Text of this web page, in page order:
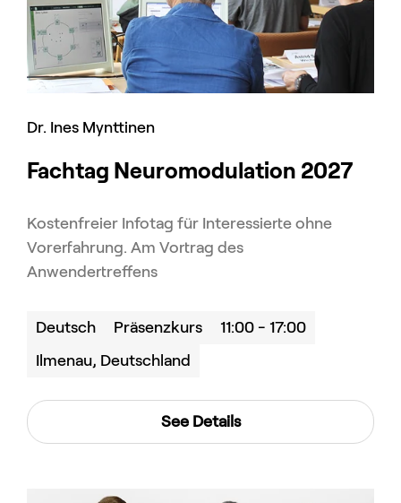
Dr. Ines Mynttinen
Fachtag Neuromodulation 2027
Kostenfreier Infotag für Interessierte ohne
Vorerfahrung. Am Vortrag des
Anwendertreffens
Deutsch
Präsenzkurs
Ilmenau, Deutschland
11:00 - 17:00
See Details